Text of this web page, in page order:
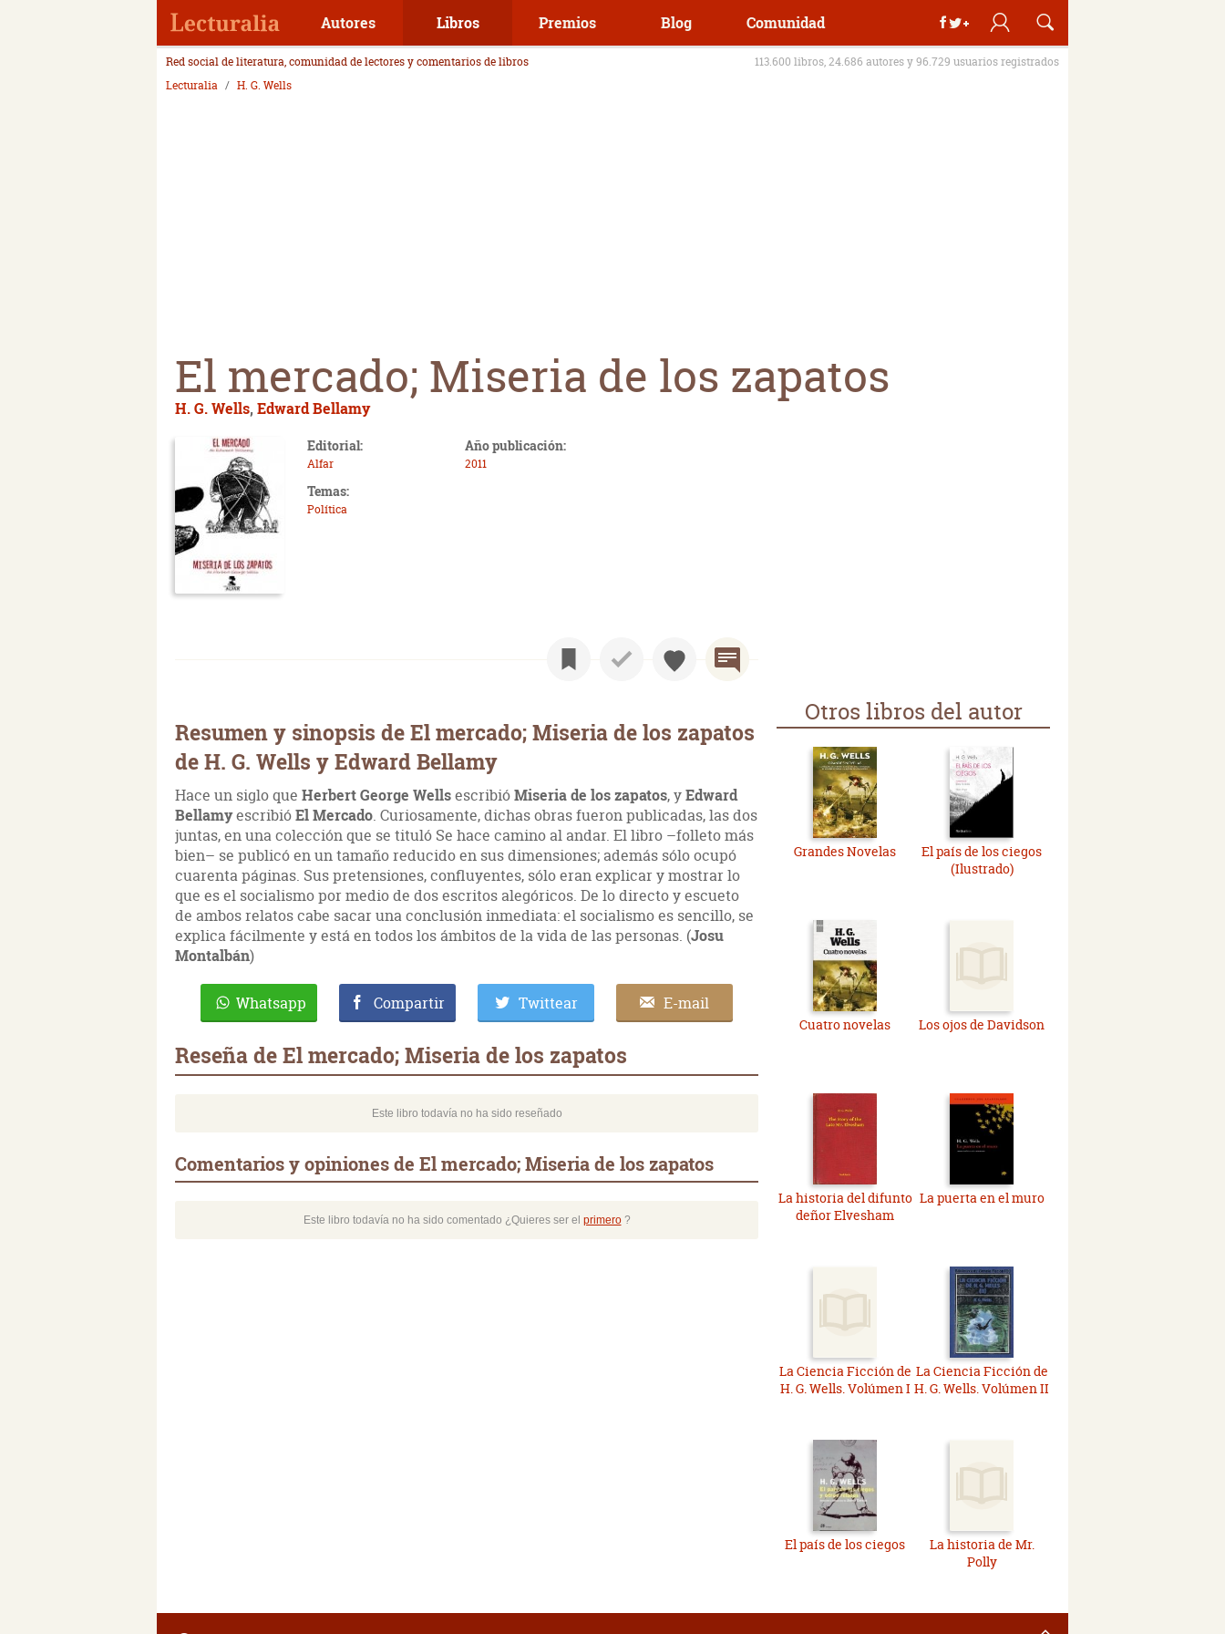
Autores Libros Premios Blog Comunidad
Red social de literatura, comunidad de lectores y comentarios de libros
113.600 libros, 24.686 autores y 96.729 usuarios registrados
Lecturalia
H. G. Wells
El mercado; Miseria de los zapatos
H. G. Wells, Edward Bellamy
Editorial:
Alfar
Año publicación:
2011
Temas:
Política
Resumen y sinopsis de El mercado; Miseria de los zapatos
de H. G. Wells y Edward Bellamy
Hace un siglo que Herbert George WellsescribióMiseria de los zapatos, yEdward
BellamyescribióEl Mercado. Curiosamente, dichas obras fueron publicadas, las dos
juntas, en una colección que se tituló Se hace camino al andar. El libro –folleto más
bien– se publicó en un tamaño reducido en sus dimensiones; además sólo ocupó
cuarenta páginas. Sus pretensiones, confluyentes, sólo eran explicar y mostrar lo
que es el socialismo por medio de dos escritos alegóricos. De lo directo y escueto
de ambos relatos cabe sacar una conclusión inmediata: el socialismo es sencillo, se
explica fácilmente y está en todos los ámbitos de la vida de las personas. (Josu
Montalbán)
Whatsapp Compartir Twittear E-mail
Reseña de El mercado; Miseria de los zapatos
Este libro todavía no ha sido reseñado
Comentarios y opiniones de El mercado; Miseria de los zapatos
Este libro todavía no ha sido comentado ¿Quieres ser el primero?
Otros libros del autor
Grandes Novelas
El país de los ciegos
(Ilustrado)
Cuatro novelas Los ojos de Davidson
La historia del difunto
deñor Elvesham
La puerta en el muro
La Ciencia Ficción de
H. G. Wells. Volúmen I
La Ciencia Ficción de
H. G. Wells. Volúmen II
El país de los ciegos
La historia de Mr.
Polly